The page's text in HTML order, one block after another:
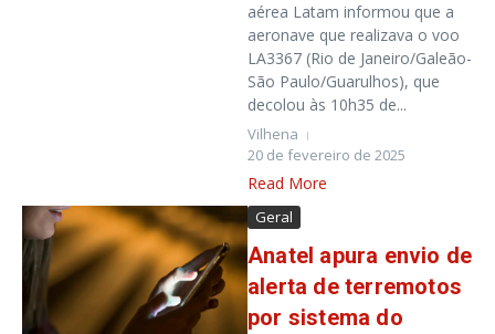
aérea Latam informou que a
aeronave que realizava o voo
LA3367 (Rio de Janeiro/Galeão-
São Paulo/Guarulhos), que
decolou às 10h35 de...
Vilhena
20 de fevereiro de 2025
Read More
Geral
Anatel apura envio de
alerta de terremotos
por sistema do